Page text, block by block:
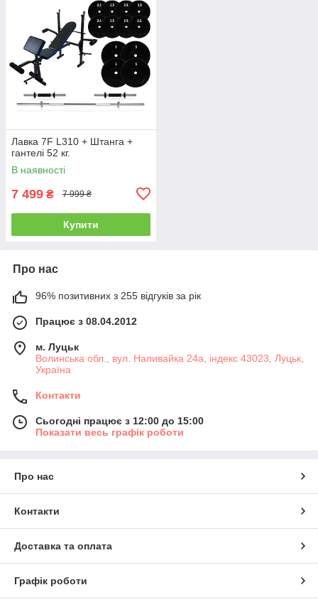
Лавка 7F L310 + Штанга +
гантелі 52 кг.
В наявності
7 499 ₴ 7 999 ₴
Купити
Про нас
96% позитивних з 255 відгуків за рік
Працює з 08.04.2012
м. Луцьк
Волинська обл., вул. Наливайка 24а, індекс 43023, Луцьк,
Україна
Контакти
Сьогодні працює з 12:00 до 15:00
Показати весь графік роботи
Про нас
Контакти
Доставка та оплата
Графік роботи